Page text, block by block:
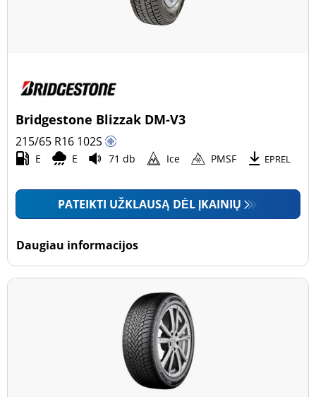
Bridgestone Blizzak DM-V3
215/65 R16 102S
E E 71 db Ice PMSF EPREL
PATEIKTI UŽKLAUSĄ DĖL ĮKAINIŲ
Daugiau informacijos